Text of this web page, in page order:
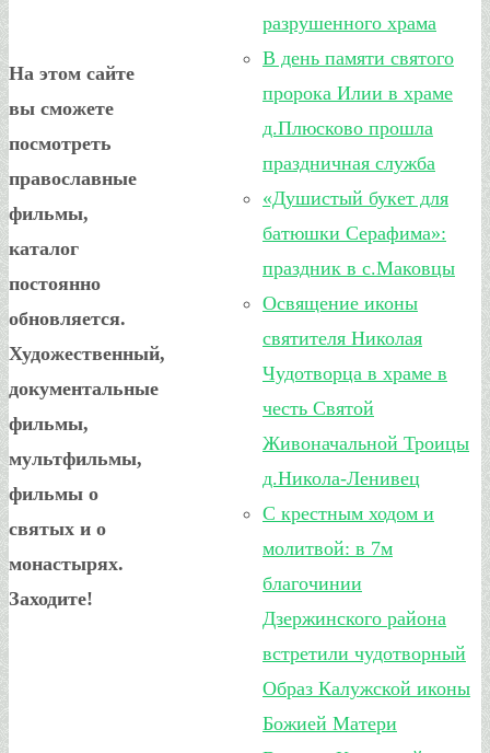
На этом сайте
вы сможете
посмотреть
православные
фильмы,
каталог
постоянно
обновляется.
Художественный,
документальные
фильмы,
мультфильмы,
фильмы о
святых и о
монастырях.
Заходите!
разрушенного храма
В день памяти святого
пророка Илии в храме
д.Плюсково прошла
праздничная служба
«Душистый букет для
батюшки Серафима»:
праздник в с.Маковцы
Освящение иконы
святителя Николая
Чудотворца в храме в
честь Святой
Живоначальной Троицы
д.Никола-Ленивец
С крестным ходом и
молитвой: в 7м
благочинии
Дзержинского района
встретили чудотворный
Образ Калужской иконы
Божией Матери